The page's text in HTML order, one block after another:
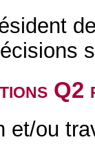
et/ou